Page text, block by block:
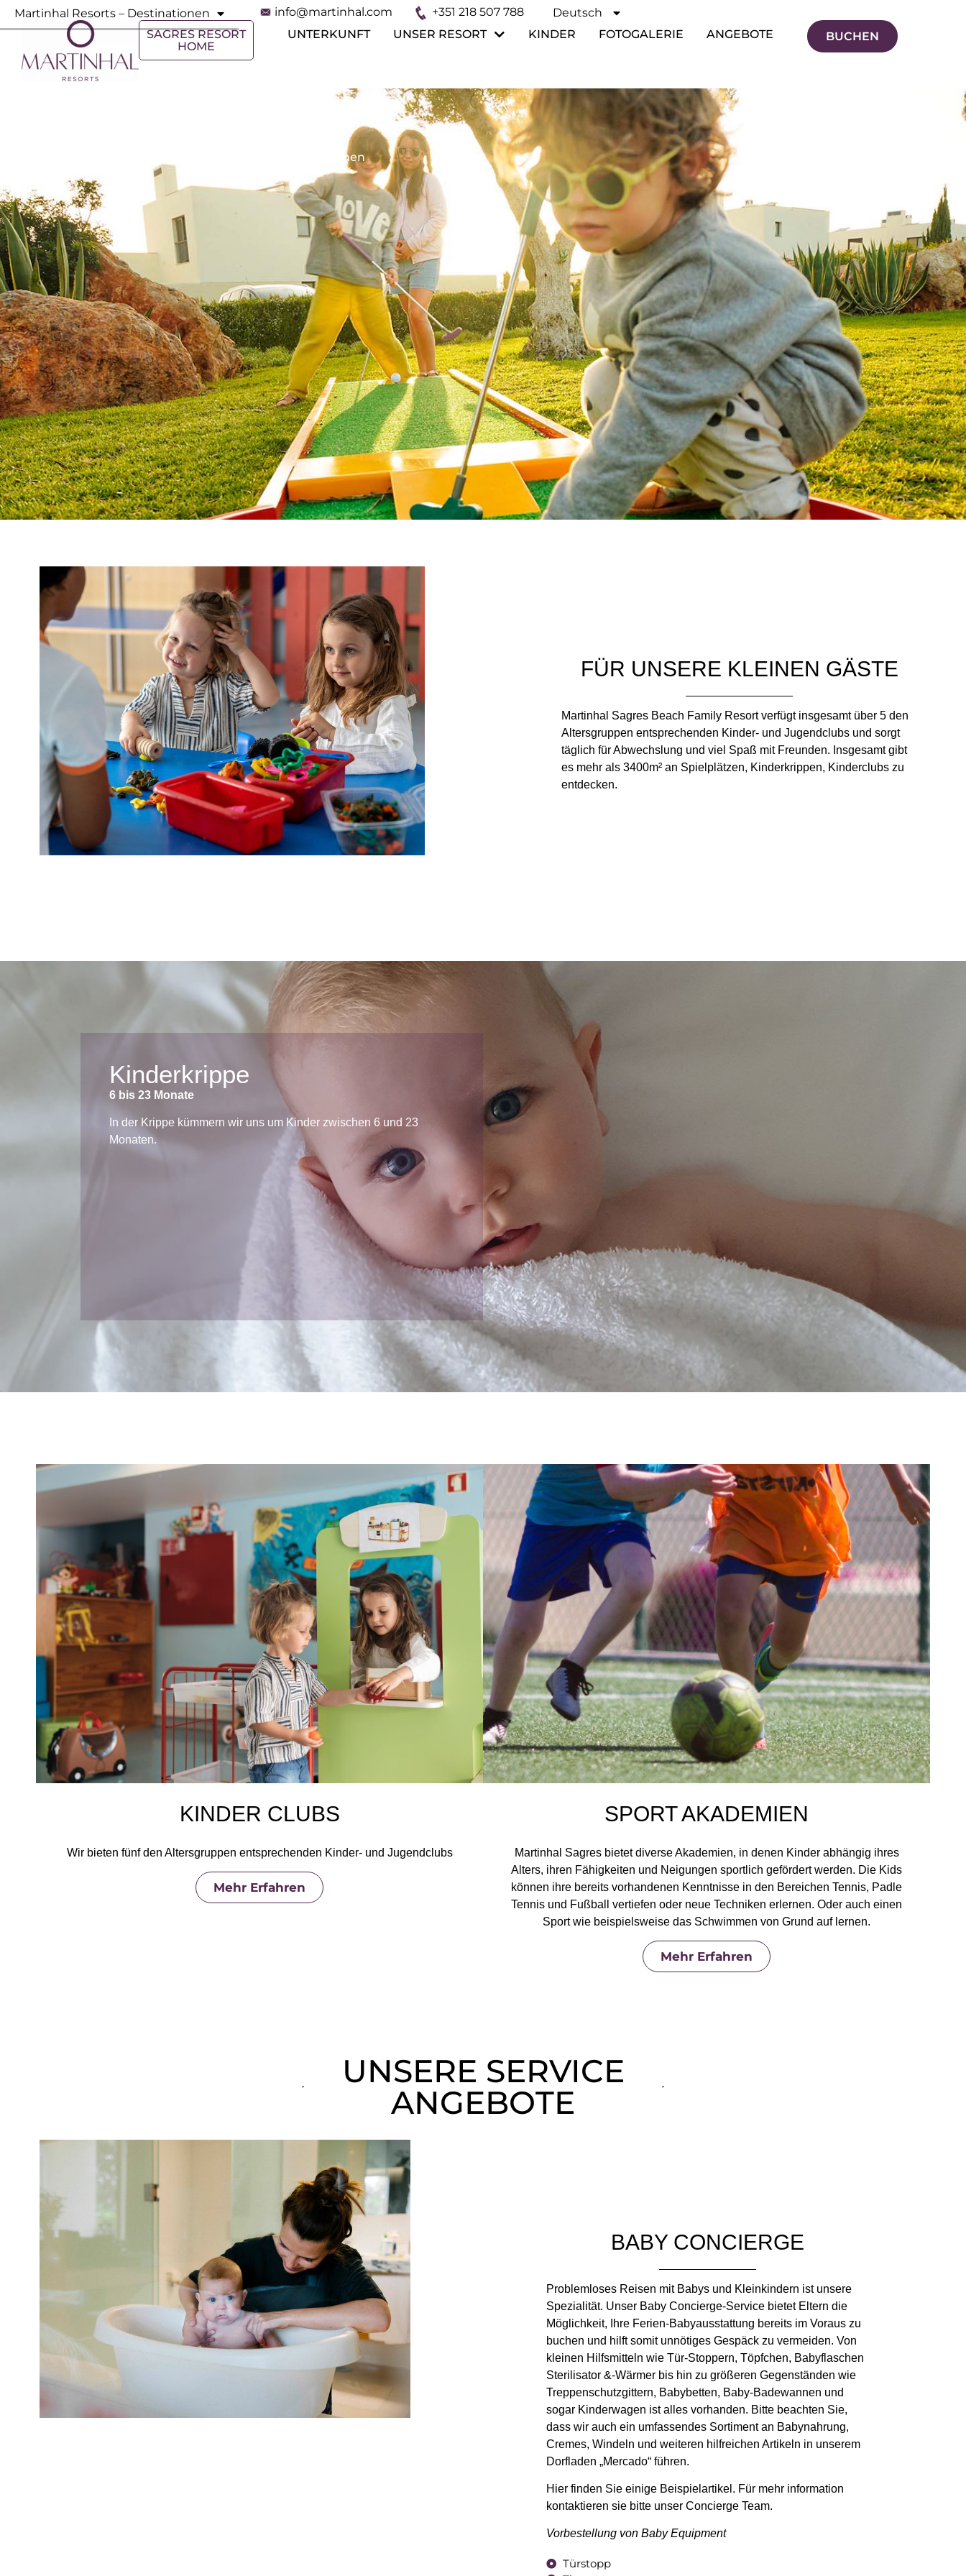
Martinhal Resorts – Destinationen info@martinhal.com +351 218 507 788 Deutsch
Español
SAGRES RESORT
HOME
UNTERKUNFT UNSER RESORT KINDER FOTOGALERIE ANGEBOTE BUCHEN
unterschiedlichen Alters einen unvergesslich schönen
FÜR UNSERE KLEINEN GÄSTE
Martinhal Sagres Beach Family Resort verfügt insgesamt über 5 den
Altersgruppen entsprechenden Kinder- und Jugendclubs und sorgt
täglich für Abwechslung und viel Spaß mit Freunden. Insgesamt gibt
es mehr als 3400m² an Spielplätzen, Kinderkrippen, Kinderclubs zu
entdecken.
Kinderkrippe
6 bis 23 Monate
In der Krippe kümmern wir uns um Kinder zwischen 6 und 23
Monaten.
KINDER CLUBS
Wir bieten fünf den Altersgruppen entsprechenden Kinder- und Jugendclubs
Mehr Erfahren
SPORT AKADEMIEN
Martinhal Sagres bietet diverse Akademien, in denen Kinder abhängig ihres
Alters, ihren Fähigkeiten und Neigungen sportlich gefördert werden. Die Kids
können ihre bereits vorhandenen Kenntnisse in den Bereichen Tennis, Padle
Tennis und Fußball vertiefen oder neue Techniken erlernen. Oder auch einen
Sport wie beispielsweise das Schwimmen von Grund auf lernen.
Mehr Erfahren
UNSERE SERVICE
ANGEBOTE
BABY CONCIERGE
Problemloses Reisen mit Babys und Kleinkindern ist unsere
Spezialität. Unser Baby Concierge-Service bietet Eltern die
Möglichkeit, Ihre Ferien-Babyausstattung bereits im Voraus zu
buchen und hilft somit unnötiges Gespäck zu vermeiden. Von
kleinen Hilfsmitteln wie Tür-Stoppern, Töpfchen, Babyflaschen
Sterilisator &-Wärmer bis hin zu größeren Gegenständen wie
Treppenschutzgittern, Babybetten, Baby-Badewannen und
sogar Kinderwagen ist alles vorhanden. Bitte beachten Sie,
dass wir auch ein umfassendes Sortiment an Babynahrung,
Cremes, Windeln und weiteren hilfreichen Artikeln in unserem
Dorfladen „Mercado“ führen.
Hier finden Sie einige Beispielartikel. Für mehr information
kontaktieren sie bitte unserConcierge Team.
Vorbestellung von Baby Equipment
Türstopp